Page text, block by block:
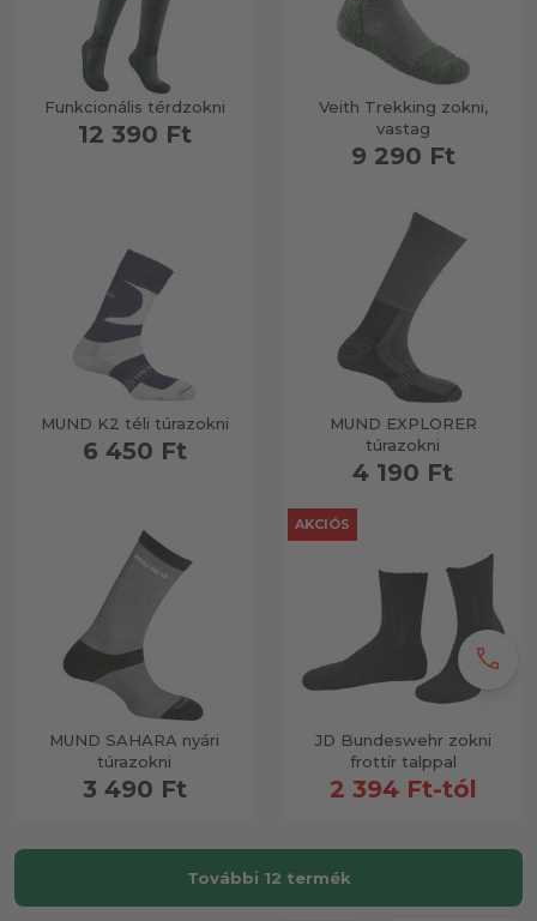
Funkcionális térdzokni
12 390 Ft
Veith Trekking zokni,
vastag
9 290 Ft
MUND K2 téli túrazokni
6 450 Ft
MUND EXPLORER
túrazokni
4 190 Ft
MUND SAHARA nyári
túrazokni
3 490 Ft
JD Bundeswehr zokni
frottír talppal
AKCIÓS
2 394 Ft-tól
További 12 termék
call